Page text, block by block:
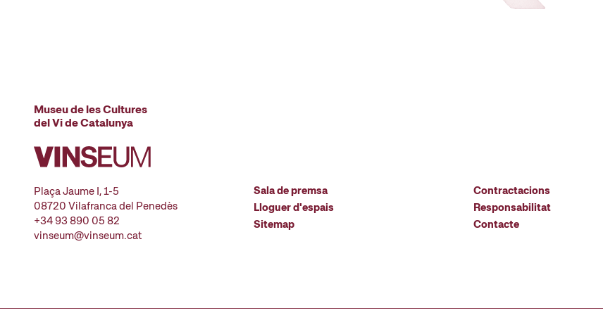
Museu de les Cultures
del Vi de Catalunya
Plaça Jaume I, 1-5
08720 Vilafranca del Penedès
+34 93 890 05 82
vinseum@vinseum.cat
Sala de premsa
Lloguer d'espais
Sitemap
Contractacions
Responsabilitat
Contacte